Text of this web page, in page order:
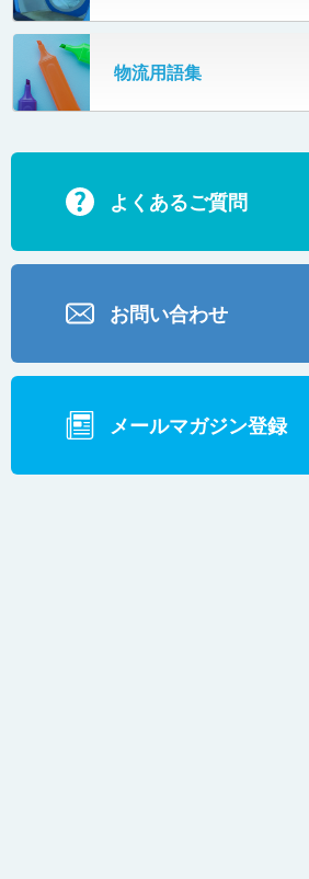
SR802
ECD500A・ECD800・ECD1500
ECD2700
BD200・BD1000
マルチレーンダイバータ®
カーゴタイザ物流用語集
よくあるご質問
お問い合わせ
メールマガジン登録